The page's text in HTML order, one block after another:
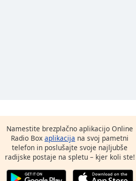
Namestite brezplačno aplikacijo Online
Radio Box aplikacija na svoj pametni
telefon in poslušajte svoje najljubše
radijske postaje na spletu – kjer koli ste!